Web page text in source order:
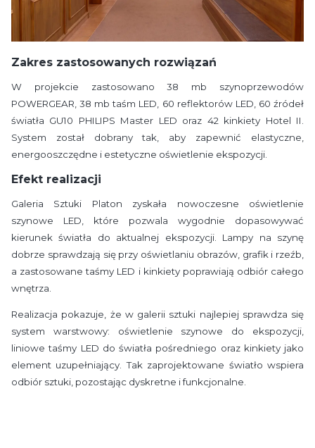
Zakres zastosowanych rozwiązań
W projekcie zastosowano 38 mb szynoprzewodów
POWERGEAR, 38 mb taśm LED, 60 reflektorów LED, 60 źródeł
światła GU10 PHILIPS Master LED oraz 42 kinkiety Hotel II.
System został dobrany tak, aby zapewnić elastyczne,
energooszczędne i estetyczne oświetlenie ekspozycji.
Efekt realizacji
Galeria Sztuki Platon zyskała nowoczesne oświetlenie
szynowe LED, które pozwala wygodnie dopasowywać
kierunek światła do aktualnej ekspozycji. Lampy na szynę
dobrze sprawdzają się przy oświetlaniu obrazów, grafik i rzeźb,
a zastosowane taśmy LED i kinkiety poprawiają odbiór całego
wnętrza.
Realizacja pokazuje, że w galerii sztuki najlepiej sprawdza się
system warstwowy: oświetlenie szynowe do ekspozycji,
liniowe taśmy LED do światła pośredniego oraz kinkiety jako
element uzupełniający. Tak zaprojektowane światło wspiera
odbiór sztuki, pozostając dyskretne i funkcjonalne.